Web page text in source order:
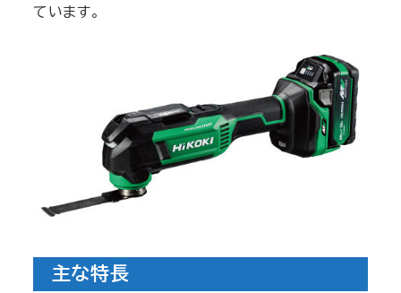
ています。
主な特長